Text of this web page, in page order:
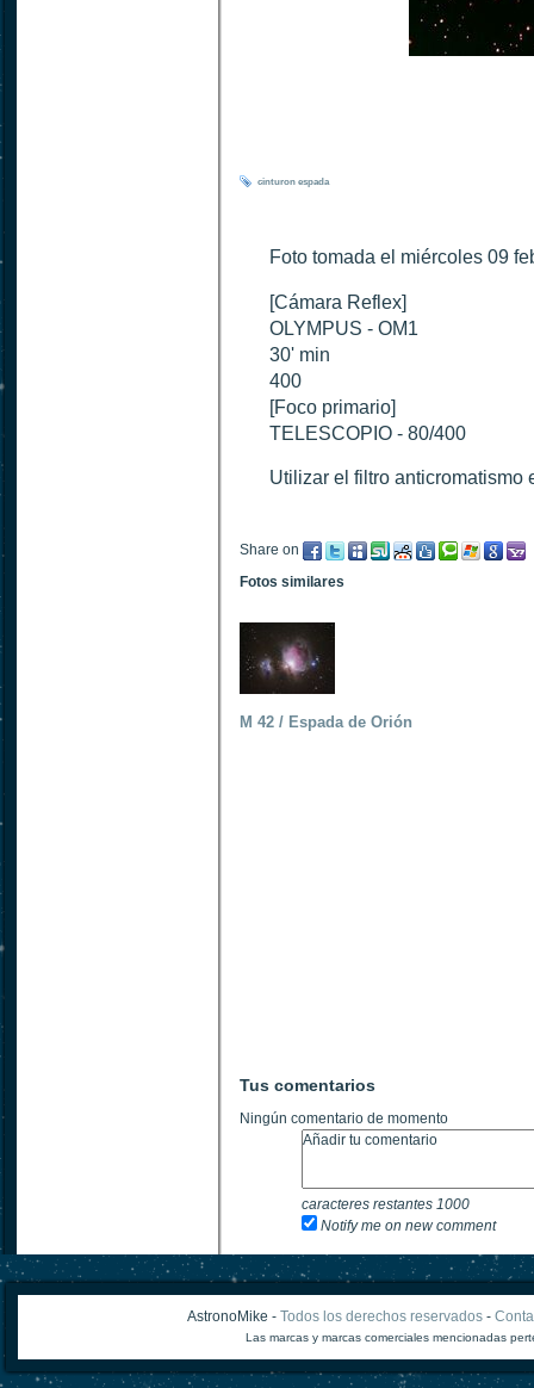
cinturon espada
Foto tomada el miércoles 09
[Cámara Reflex]
OLYMPUS - OM1
30' min
400
[Foco primario]
TELESCOPIO - 80/400
Utilizar el filtro anticromatismo
Share on
Fotos similares
M 42 / Espada de Orión
Tus comentarios
Ningún comentario de momento
caracteres restantes 1000
Notify me on new comment
AstronoMike - Todos los derechos reservados-
Las marcas y marcas comerciales mencionadas